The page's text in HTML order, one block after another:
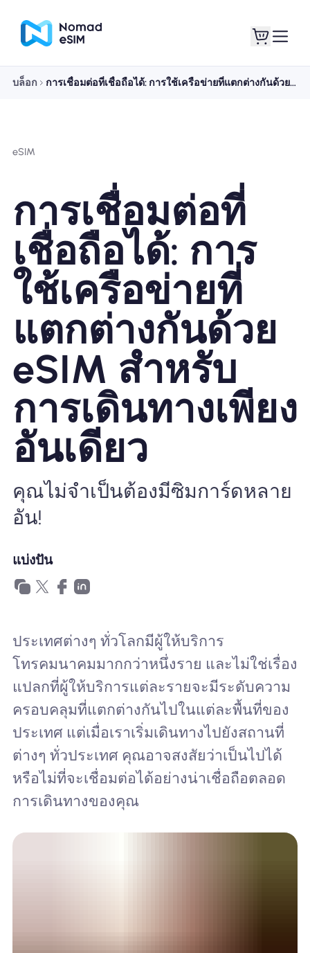
แผนร้านค้า
เกี่ยวกับ eSIM
ทำไมต้อง Nomad eSIM
การใช้ eSIM
สำหรับธุรกิจ
บล็อก การเชื่อมต่อที่เชื่อถือได้: การใช้เครือข่ายที่แตกต่างกันด้วย eSIM สำหรับการเดินทางเพียงอันเดียว
eSIM
การเชื่อมต่อที่
เชื่อถือได้: การ
ใช้เครือข่ายที่
แตกต่างกันด้วย
eSIM สำหรับ
การเดินทางเพียง
อันเดียว
คุณไม่จำเป็นต้องมีซิมการ์ดหลาย
อัน!
แบ่งปัน
ประเทศต่างๆ ทั่วโลกมีผู้ให้บริการ
โทรคมนาคมมากกว่าหนึ่งราย และไม่ใช่เรื่อง
แปลกที่ผู้ให้บริการแต่ละรายจะมีระดับความ
ครอบคลุมที่แตกต่างกันไปในแต่ละพื้นที่ของ
ประเทศ แต่เมื่อเราเริ่มเดินทางไปยังสถานที่
ต่างๆ ทั่วประเทศ คุณอาจสงสัยว่าเป็นไปได้
หรือไม่ที่จะเชื่อมต่อได้อย่างน่าเชื่อถือตลอด
การเดินทางของคุณ